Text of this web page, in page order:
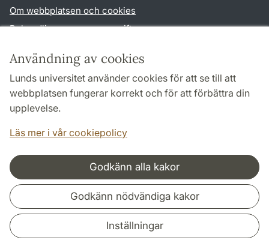
Användning av cookies
Lunds universitet använder cookies för att se till att
webbplatsen fungerar korrekt och för att förbättra din
upplevelse.
Läs mer i vår cookiepolicy
Godkänn alla kakor
Godkänn nödvändiga kakor
Inställningar
Om webbplatsen och cookies
Behandling av personuppgifter
TYPO3-login
Följ oss i sociala medier
Samarbeten och nätverk